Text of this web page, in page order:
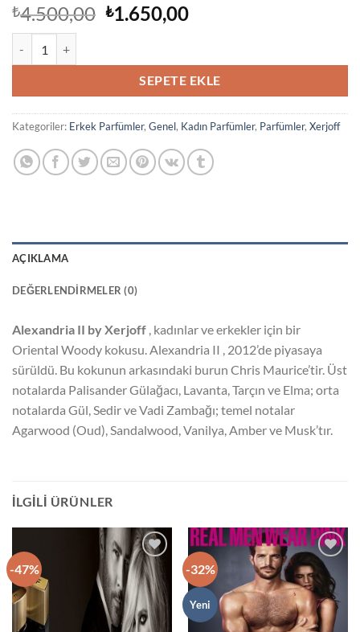
₺4.500,00 Orijinal
₺1.650,00Şu
₺1.650,00.
SEPETE EKLE
Kategoriler: Erkek Parfümler, Genel, Kadın Parfümler, Parfümler, Xerjoff
AÇIKLAMA
DEĞERLENDIRMELER (0)
Alexandria II by Xerjoff , kadınlar ve erkekler için bir
Oriental Woody kokusu. Alexandria II , 2012’de piyasaya
sürüldü. Bu kokunun arkasındaki burun Chris Maurice’tir. Üst
notalarda Palisander Gülağacı, Lavanta, Tarçın ve Elma; orta
notalarda Gül, Sedir ve Vadi Zambağı; temel notalar
Agarwood (Oud), Sandalwood, Vanilya, Amber ve Musk’tır.
İLGILI ÜRÜNLER
-47%
İstek
Listeme
Ekle
-32%
Yeni
İstek
Listeme
Ekle